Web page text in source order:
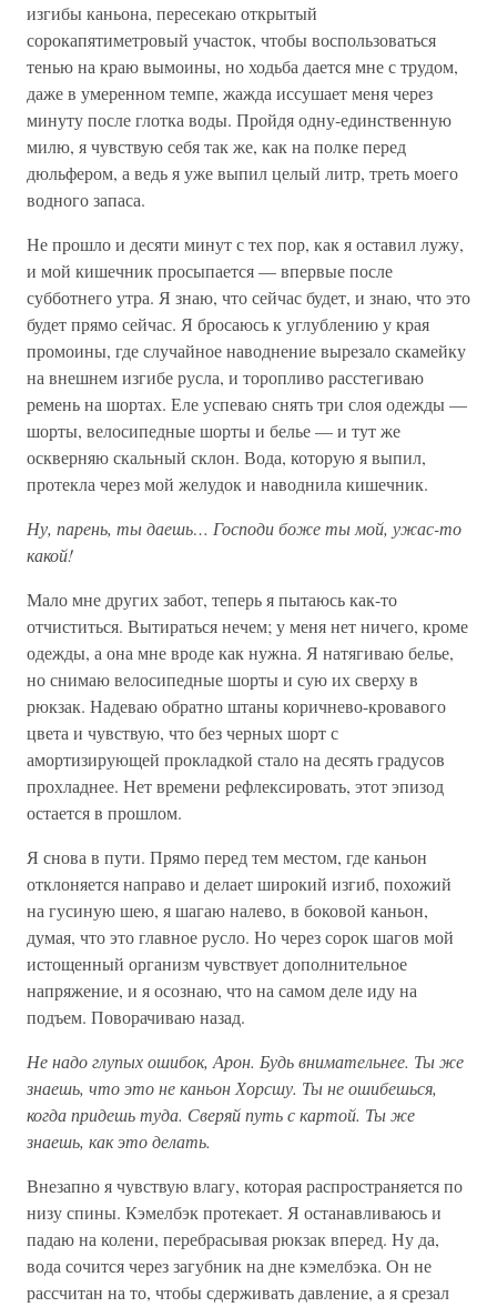
изгибы каньона, пересекаю открытый
сорокапятиметровый участок, чтобы воспользоваться
тенью на краю вымоины, но ходьба дается мне с трудом,
даже в умеренном темпе, жажда иссушает меня через
минуту после глотка воды. Пройдя одну-единственную
милю, я чувствую себя так же, как на полке перед
дюльфером, а ведь я уже выпил целый литр, треть моего
водного запаса.
Не прошло и десяти минут с тех пор, как я оставил лужу,
и мой кишечник просыпается — впервые после
субботнего утра. Я знаю, что сейчас будет, и знаю, что это
будет прямо сейчас. Я бросаюсь к углублению у края
промоины, где случайное наводнение вырезало скамейку
на внешнем изгибе русла, и торопливо расстегиваю
ремень на шортах. Еле успеваю снять три слоя одежды —
шорты, велосипедные шорты и белье — и тут же
оскверняю скальный склон. Вода, которую я выпил,
протекла через мой желудок и наводнила кишечник.
Ну, парень, ты даешь… Господи боже ты мой, ужас-то
какой!
Мало мне других забот, теперь я пытаюсь как-то
отчиститься. Вытираться нечем; у меня нет ничего, кроме
одежды, а она мне вроде как нужна. Я натягиваю белье,
но снимаю велосипедные шорты и сую их сверху в
рюкзак. Надеваю обратно штаны коричнево-кровавого
цвета и чувствую, что без черных шорт с
амортизирующей прокладкой стало на десять градусов
прохладнее. Нет времени рефлексировать, этот эпизод
остается в прошлом.
Я снова в пути. Прямо перед тем местом, где каньон
отклоняется направо и делает широкий изгиб, похожий
на гусиную шею, я шагаю налево, в боковой каньон,
думая, что это главное русло. Но через сорок шагов мой
истощенный организм чувствует дополнительное
напряжение, и я осознаю, что на самом деле иду на
подъем. Поворачиваю назад.
Не надо глупых ошибок, Арон. Будь внимательнее. Ты же
знаешь, что это не каньон Хорсшу. Ты не ошибешься,
когда придешь туда. Сверяй путь с картой. Ты же
знаешь, как это делать.
Внезапно я чувствую влагу, которая распространяется по
низу спины. Кэмелбэк протекает. Я останавливаюсь и
падаю на колени, перебрасывая рюкзак вперед. Ну да,
вода сочится через загубник на дне кэмелбэка. Он не
рассчитан на то, чтобы сдерживать давление, а я срезал